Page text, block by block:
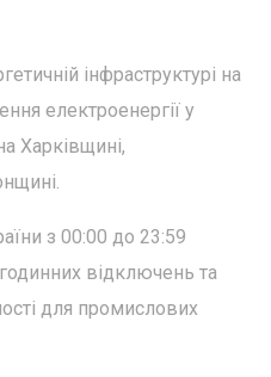
інфраструктурі на
електроенергії у
Харківщині,
з 00:00 до 23:59
відключень та
для промислових